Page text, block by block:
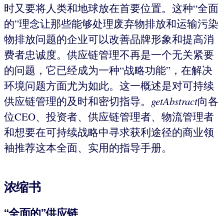
时又要将人类和地球放在首要位置。这种“全面
的”理念让那些能够处理废弃物排放和运输污染
物排放问题的企业可以改善品牌形象和提高消
费者忠诚度。供应链管理不再是一个无关紧要
的问题，它已经成为一种“战略功能”，在解决
环境问题方面尤为如此。这一概述是对可持续
供应链管理的及时和密切指导。 getAbstract向各
位CEO、投资者、供应链管理者、物流管理者
和想要在可持续战略中寻求获利途径的商业领
袖推荐这本全面、实用的指导手册。
浓缩书
“全面的”供应链